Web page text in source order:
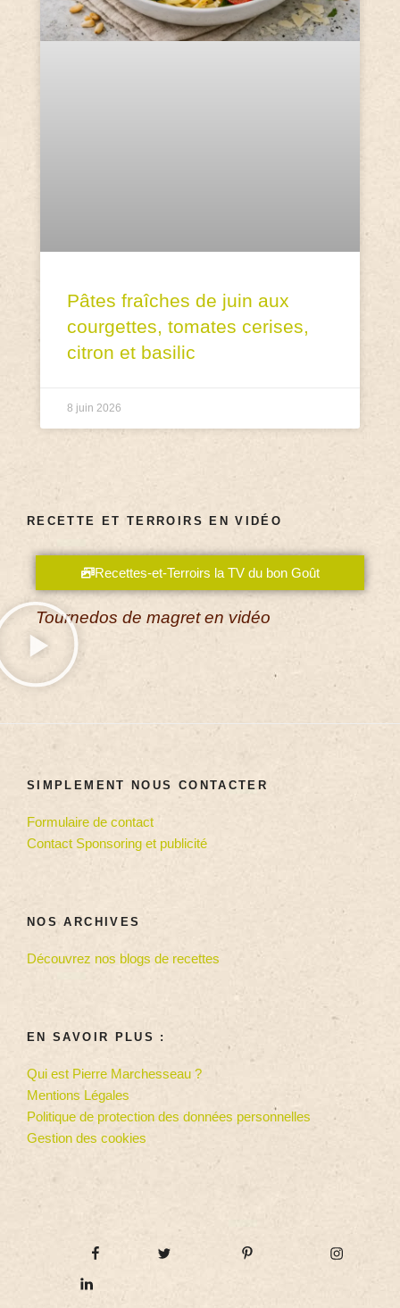
Pâtes fraîches de juin aux
courgettes, tomates cerises,
citron et basilic
8 juin 2026
RECETTE ET TERROIRS EN VIDÉO
Recettes-et-Terroirs la TV du bon Goût
Tournedos de magret en vidéo
SIMPLEMENT NOUS CONTACTER
Formulaire de contact
Contact Sponsoring et publicité
NOS ARCHIVES
Découvrez nos blogs de recettes
EN SAVOIR PLUS :
Qui est Pierre Marchesseau ?
Mentions Légales
Politique de protection des données personnelles
Gestion des cookies